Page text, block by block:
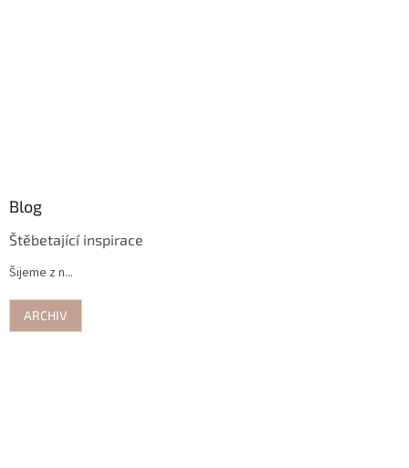
Blog
Štěbetající inspirace
Šijeme z n...
ARCHIV